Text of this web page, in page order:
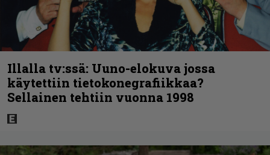
Illalla tv:ssä: Uuno-elokuva jossa
käytettiin tietokonegrafiikkaa?
Sellainen tehtiin vuonna 1998